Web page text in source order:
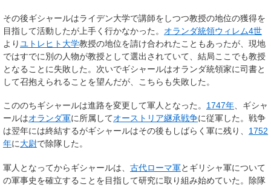
その後ギシャールはライデン大学で講師をしつつ教授の地位の獲得を
目指して活動したが上手く行かなかった。 オランダ統領ウィレム4世
よりユトレヒト大学教授の地位を請け合われたこともあったが、現地
ではすでに別の人物が教授として選出されていて、結局ここでも教授
となることに失敗した。次いでギシャールはオランダ統領家に司書と
して召抱えられることを望んだが、こちらも失敗した。
こののちギシャールは進路を変更して軍人となった。 1747年、ギシャ
ールはオランダ軍に所属してオーストリア継承戦争に従軍した。戦争
は翌年には終結するがギシャールはその後もしばらく軍に残り、 1752
年に大尉で除隊した。
軍人となってからギシャールは、 古代ローマ軍とギリシャ軍について
の軍事史を確立することを目指して研究に取り組み始めていた。除隊